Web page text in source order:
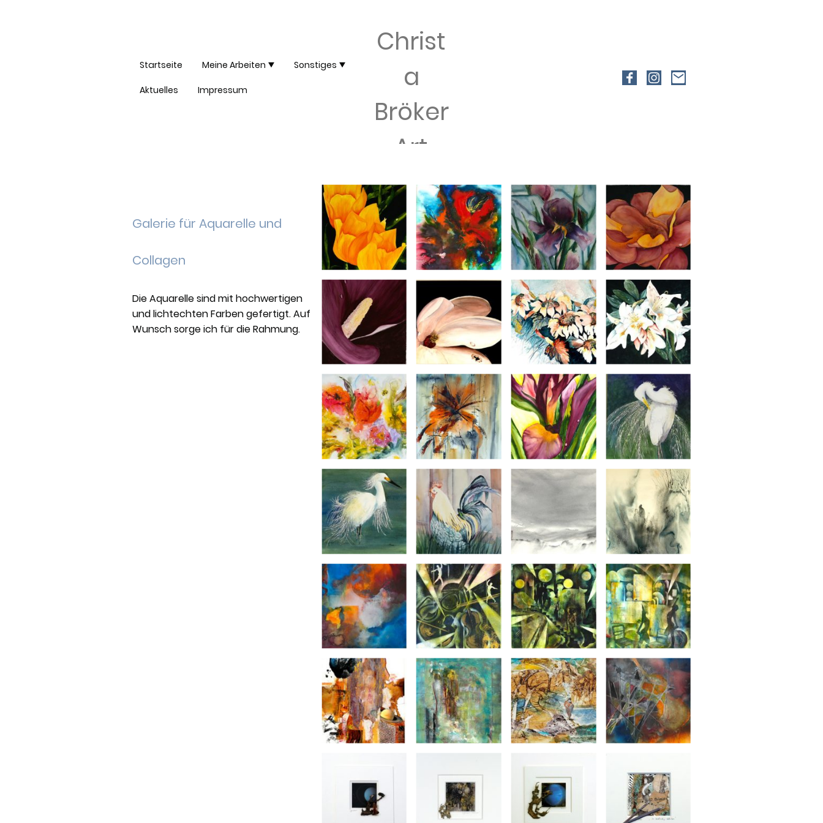
Startseite Meine Arbeiten Sonstiges
Aktuelles Impressum
Christ
a
Bröker
Art
Galerie für Aquarelle und
Collagen
Die Aquarelle sind mit hochwertigen
und lichtechten Farben gefertigt. Auf
Wunsch sorge ich für die Rahmung.